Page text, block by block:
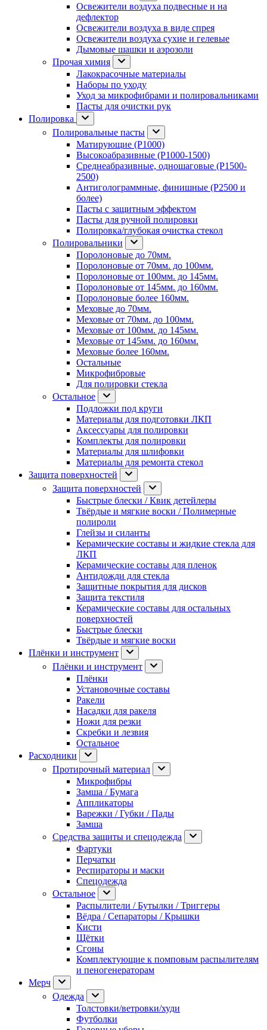
Освежители воздуха подвесные и на
дефлектор
Освежители воздуха в виде спрея
Освежители воздуха сухие и гелевые
Дымовые шашки и аэрозоли
Прочая химия
Лакокрасочные материалы
Наборы по уходу
Уход за микрофибрами и полировальниками
Пасты для очистки рук
Полировка
Полировальные пасты
Матирующие (P1000)
Высокоабразивные (P1000-1500)
Среднеабразивные, одношаговые (P1500-
2500)
Антиголограммные, финишные (P2500 и
более)
Пасты с защитным эффектом
Пасты для ручной полировки
Полировка/глубокая очистка стекол
Полировальники
Поролоновые до 70мм.
Поролоновые от 70мм. до 100мм.
Поролоновые от 100мм. до 145мм.
Поролоновые от 145мм. до 160мм.
Поролоновые более 160мм.
Меховые до 70мм.
Меховые от 70мм. до 100мм.
Меховые от 100мм. до 145мм.
Меховые от 145мм. до 160мм.
Меховые более 160мм.
Остальные
Микрофибровые
Для полировки стекла
Остальное
Подложки под круги
Материалы для подготовки ЛКП
Аксессуары для полировки
Комплекты для полировки
Материалы для шлифовки
Материалы для ремонта стекол
Защита поверхностей
Защита поверхностей
Быстрые блески / Квик детейлеры
Твёрдые и мягкие воски / Полимерные
полироли
Глейзы и силанты
Керамические составы и жидкие стекла для
ЛКП
Керамические составы для пленок
Антидожди для стекла
Защитные покрытия для дисков
Защита текстиля
Керамические составы для остальных
поверхностей
Быстрые блески
Твёрдые и мягкие воски
Плёнки и инструмент
Плёнки и инструмент
Плёнки
Установочные составы
Ракели
Насадки для ракеля
Ножи для резки
Скребки и лезвия
Остальное
Расходники
Протирочный материал
Микрофибры
Замша / Бумага
Аппликаторы
Варежки / Губки / Пады
Замша
Средства защиты и спецодежда
Фартуки
Перчатки
Респираторы и маски
Спецодежда
Остальное
Распылители / Бутылки / Триггеры
Вёдра / Сепараторы / Крышки
Кисти
Щётки
Сгоны
Комплектующие к помповым распылителям
и пеногенераторам
Мерч
Одежда
Толстовки/ветровки/худи
Футболки